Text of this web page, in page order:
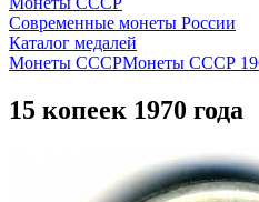
Современные монеты России
Каталог медалей
Монеты СССРМонеты СССР
15 копеек 1970 года